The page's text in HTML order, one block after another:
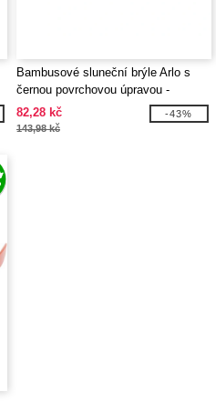
Bambusové sluneční brýle Arlo s
černou povrchovou úpravou -
EgotierPro 127054
82,28 kč
143,98 kč
-43%